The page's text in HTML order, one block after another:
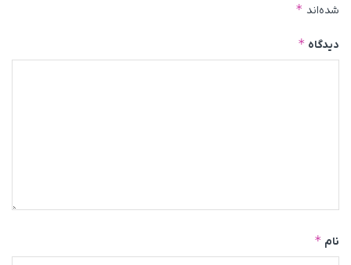
شده‌اند *
دیدگاه *
نام *